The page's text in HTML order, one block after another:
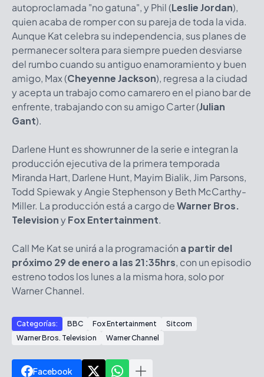
autoproclamada "no gatuna", y Phil (Leslie Jordan),
quien acaba de romper con su pareja de toda la vida.
Aunque Kat celebra su independencia, sus planes de
permanecer soltera para siempre pueden desviarse
del rumbo cuando su antiguo enamoramiento y buen
amigo, Max (Cheyenne Jackson), regresa a la ciudad
y acepta un trabajo como camarero en el piano bar de
enfrente, trabajando con su amigo Carter (Julian
Gant).
Darlene Hunt es showrunner de la serie e integran la
producción ejecutiva de la primera temporada
Miranda Hart, Darlene Hunt, Mayim Bialik, Jim Parsons,
Todd Spiewak y Angie Stephenson y Beth McCarthy-
Miller. La producción está a cargo deWarner Bros.
TelevisionyFox Entertainment.
Call Me Kat se unirá a la programación a partir del
próximo 29 de enero a las 21:35hrs, con un episodio
estreno todos los lunes a la misma hora, solo por
Warner Channel.
Categorías: BBC Fox Entertainment
Sitcom
Warner Bros. Television
Warner Channel
Facebook